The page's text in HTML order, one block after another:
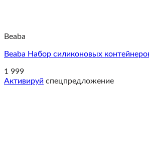
Beaba
Beaba Набор силиконовых
1 999
Активируй спецпредложение